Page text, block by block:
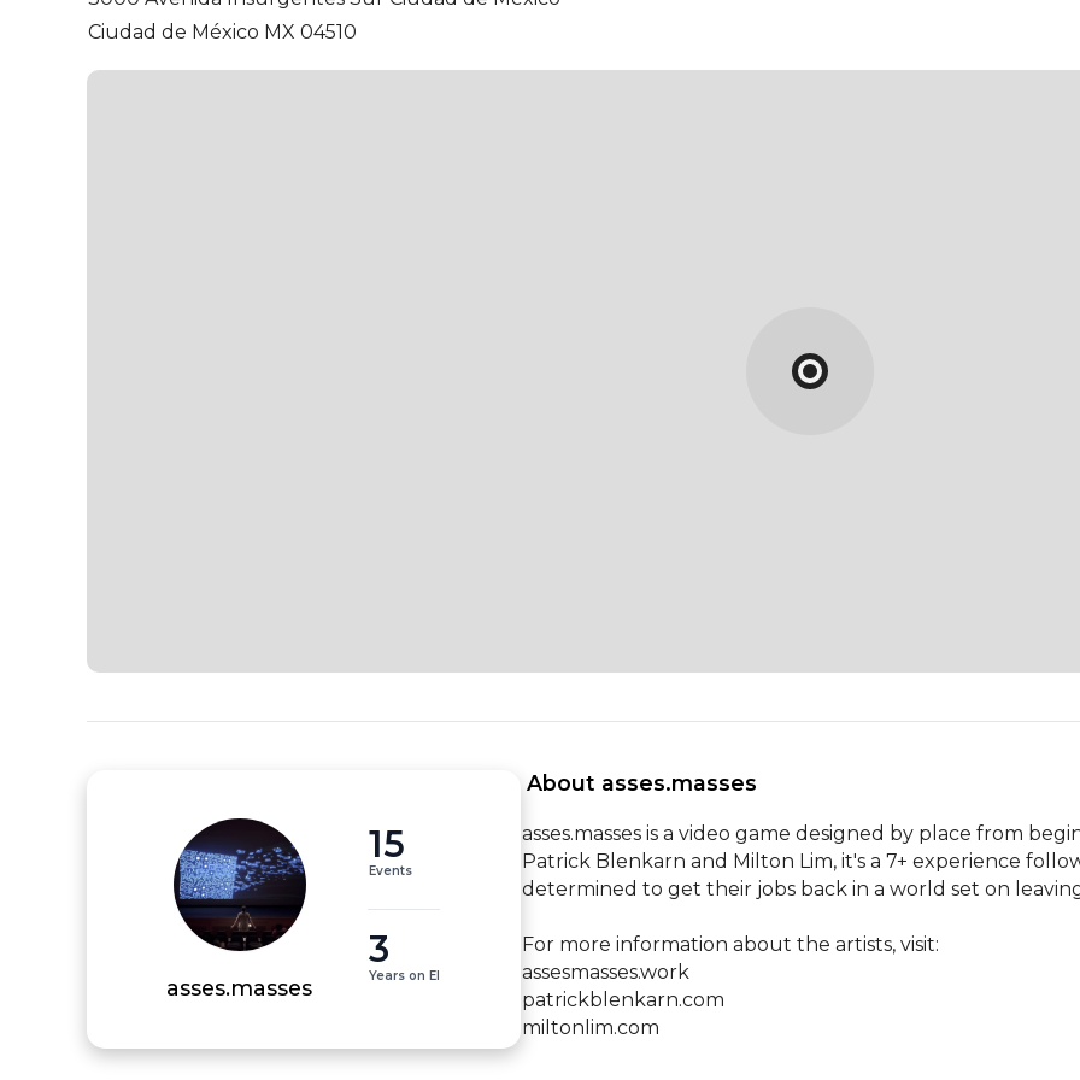
Ciudad de México MX 04510
asses.masses
15
Events
3
Years on EI
About asses.masses
asses.masses is a video game designed by place from
Patrick Blenkarn and Milton Lim, it's a 7+ experience
determined to get their jobs back in a world set on
For more information about the artists, visit:
assesmasses.work
patrickblenkarn.com
miltonlim.com